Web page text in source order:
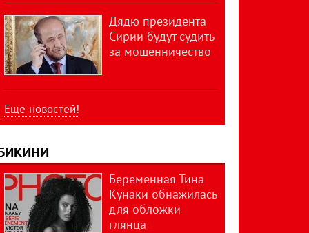
Дядю президента
Сирии будут судить
за мошенничество
Еще новостей!
Беременная Тина
Кунаки обнажилась
для обложки
глянца